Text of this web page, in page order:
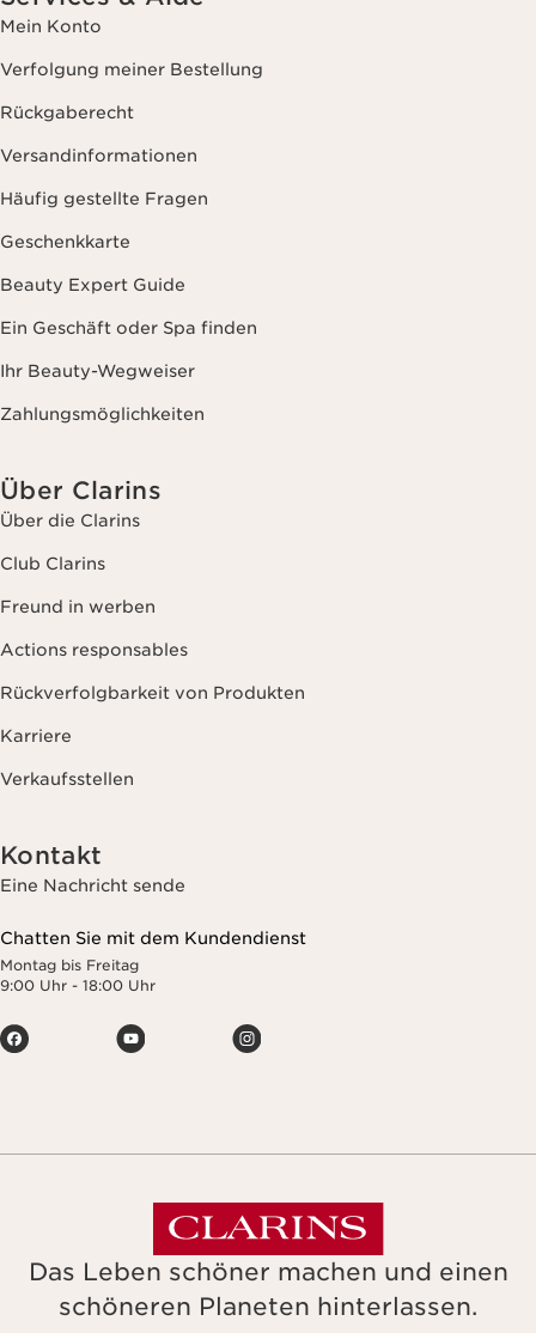
Mein Konto
Verfolgung meiner Bestellung
Rückgaberecht
Versandinformationen
Häufig gestellte Fragen
Geschenkkarte
Beauty Expert Guide
Ein Geschäft oder Spa finden
Ihr Beauty-Wegweiser
Zahlungsmöglichkeiten
Über Clarins
Über die Clarins
Club Clarins
Freund in werben
Actions responsables
Rückverfolgbarkeit von Produkten
Karriere
Verkaufsstellen
Kontakt
Eine Nachricht sende
Chatten Sie mit dem Kundendienst
Montag bis Freitag
9:00 Uhr - 18:00 Uhr
Das Leben schöner machen und einen
schöneren Planeten hinterlassen.